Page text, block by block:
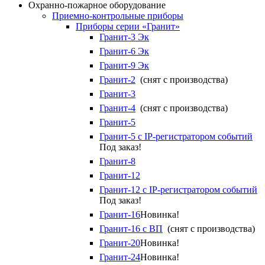
Охранно-пожарное оборудование
Приемно-контрольные приборы
Приборы серии «Гранит»
Гранит-3 Эк
Гранит-6 Эк
Гранит-9 Эк
Гранит-2 (снят с производства)
Гранит-3
Гранит-4 (снят с производства)
Гранит-5
Гранит-5 с IP-регистратором событий
Под заказ!
Гранит-8
Гранит-12
Гранит-12 с IP-регистратором событий
Под заказ!
Гранит-16Новинка!
Гранит-16 с ВП (снят с производства)
Гранит-20Новинка!
Гранит-24Новинка!